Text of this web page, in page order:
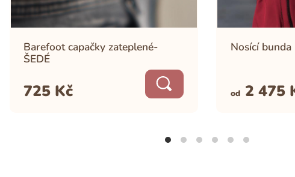
Barefoot capačky zateplené-
ŠEDÉ
725 Kč
Nosící
od 2 475